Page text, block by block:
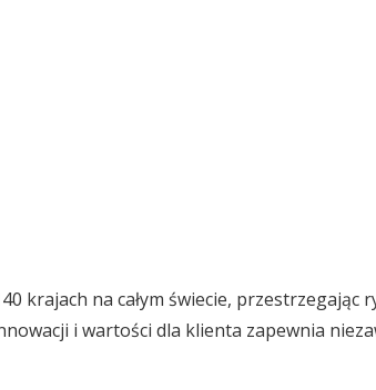
krajach na całym świecie,
i wartości dla klienta zapewnia